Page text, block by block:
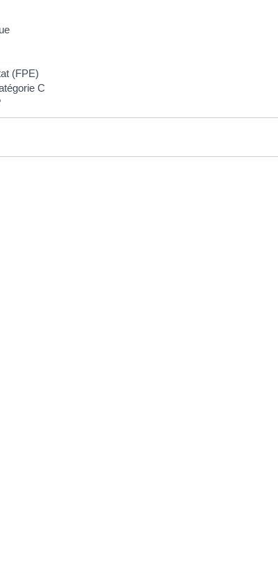
(FPE)
C